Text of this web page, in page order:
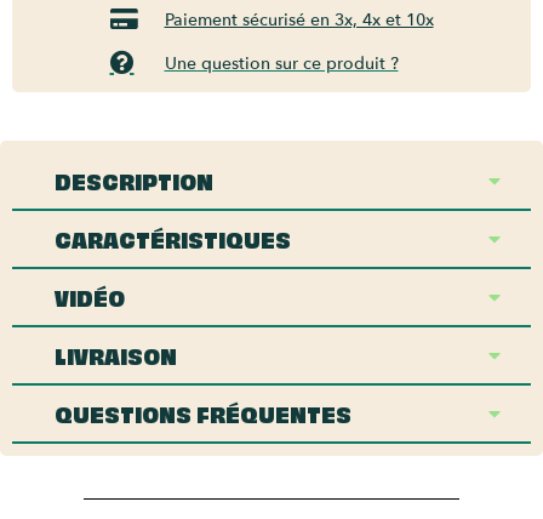
Paiement sécurisé en 3x, 4x et 10x
Une question sur ce produit ?
DESCRIPTION
CARACTÉRISTIQUES
VIDÉO
LIVRAISON
QUESTIONS FRÉQUENTES